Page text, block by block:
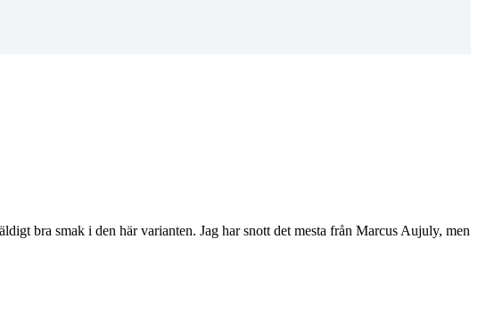
bra smak i den här varianten. Jag har snott det mesta från Marcus Aujuly, men